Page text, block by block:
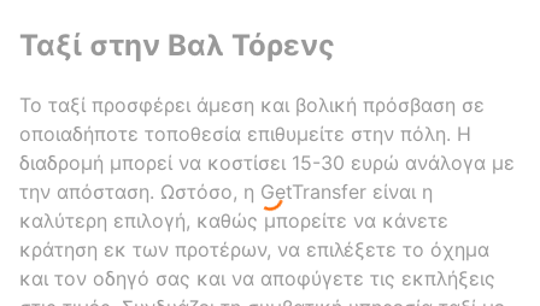
Ταξί στην Βαλ Τόρενς
Το ταξί προσφέρει άμεση και βολική πρόσβαση σε
οποιαδήποτε τοποθεσία επιθυμείτε στην πόλη. Η
διαδρομή μπορεί να κοστίσει 15-30 ευρώ ανάλογα με
την απόσταση. Ωστόσο, η GetTransfer είναι η
καλύτερη επιλογή, καθώς μπορείτε να κάνετε
κράτηση εκ των προτέρων, να επιλέξετε το όχημα
και τον οδηγό σας και να αποφύγετε τις εκπλήξεις